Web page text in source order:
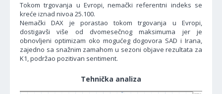
Tokom trgovanja u Evropi, nemački referentni indeks se
kreće iznad nivoa 25.100.
Nemački DAX je porastao tokom trgovanja u Evropi,
dostigavši više od dvomesečnog maksimuma jer je
obnovljeni optimizam oko mogućeg dogovora SAD i Irana,
zajedno sa snažnim zamahom u sezoni objave rezultata za
K1, podržao pozitivan sentiment.
Tehnička analiza